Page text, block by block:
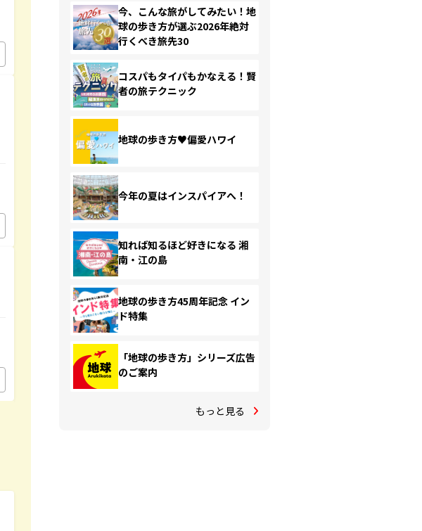
今、こんな旅がしてみたい！地
球の歩き方が選ぶ2026年絶対
行くべき旅先30
コスパもタイパもかなえる！賢
者の旅テクニック
地球の歩き方♥偏愛ハワイ
今年の夏はインスパイアへ！
知れば知るほど好きになる 湘
南・江の島
地球の歩き方45周年記念 イン
ド特集
「地球の歩き方」シリーズ広告
のご案内
もっと見る